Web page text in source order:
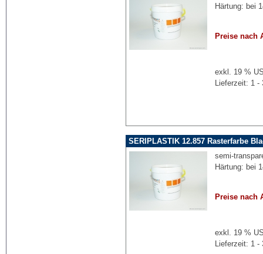
Härtung: bei
Preise nach
exkl. 19 %
Lieferzeit: 1
SERIPLASTIK 12.857 Rasterfarbe
semi-
Härtung: bei
Preise nach
exkl. 19 %
Lieferzeit: 1 -